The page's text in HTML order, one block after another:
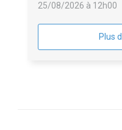
25/08/2026 à 12h00
Plus